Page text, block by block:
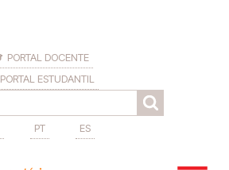
PORTAL DOCENTE
PORTAL ESTUDANTIL
PT ES